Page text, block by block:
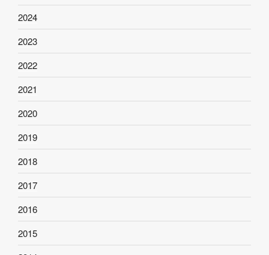
2024
2023
2022
2021
2020
2019
2018
2017
2016
2015